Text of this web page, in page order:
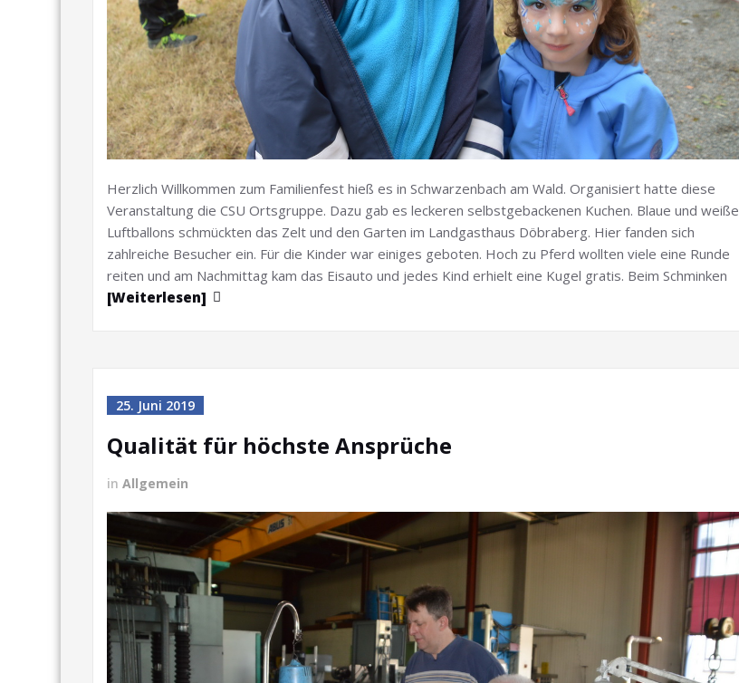
Herzlich Willkommen zum Familienfest hieß es in Schwarzenbach am Wald. Organisiert hatte diese
Veranstaltung die CSU Ortsgruppe. Dazu gab es leckeren selbstgebackenen Kuchen. Blaue und weiße
Luftballons schmückten das Zelt und den Garten im Landgasthaus Döbraberg. Hier fanden sich
zahlreiche Besucher ein. Für die Kinder war einiges geboten. Hoch zu Pferd wollten viele eine Runde
reiten und am Nachmittag kam das Eisauto und jedes Kind erhielt eine Kugel gratis. Beim Schminken
[Weiterlesen]
25. Juni 2019
Qualität für höchste Ansprüche
in Allgemein